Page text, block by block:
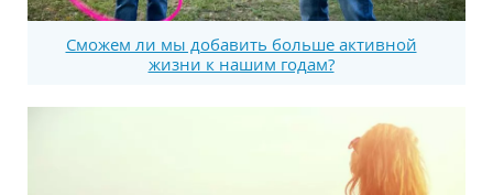
Сможем ли мы добавить больше активной
жизни к нашим годам?